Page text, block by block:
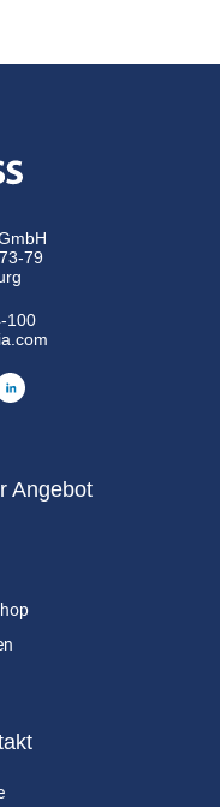
79
100
Angebot